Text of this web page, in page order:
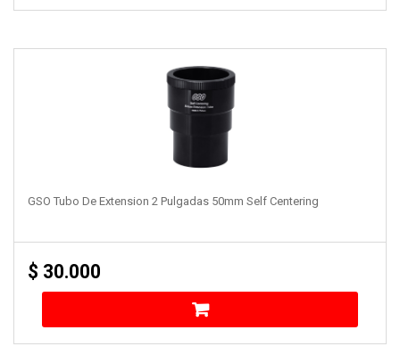
GSO Tubo De Extension 2 Pulgadas 50mm Self Centering
$ 30.000